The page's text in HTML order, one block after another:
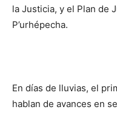
la Justicia, y el Plan de
P’urhépecha.
En días de lluvias, el
hablan de avances en